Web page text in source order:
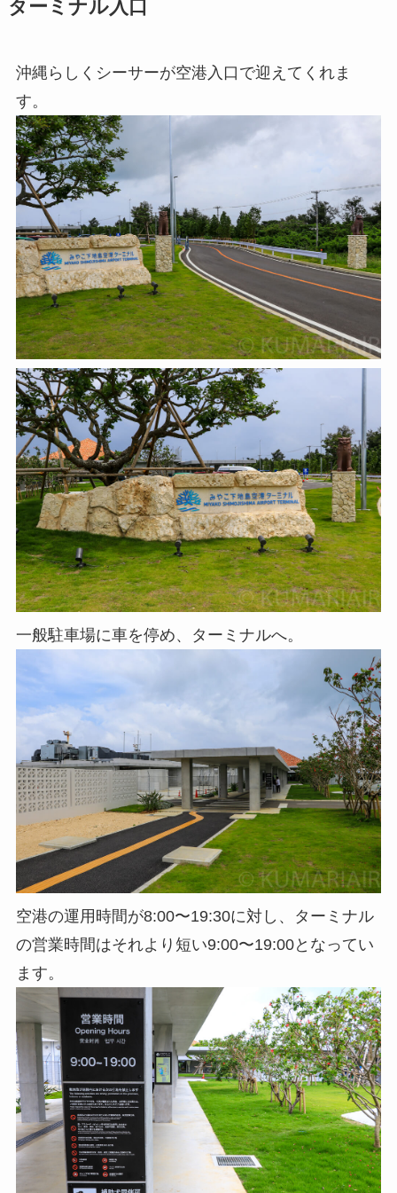
ターミナル入口
沖縄らしくシーサーが空港入口で迎えてくれま
す。
一般駐車場に車を停め、ターミナルへ。
空港の運用時間が8:00〜19:30に対し、ターミナル
の営業時間はそれより短い9:00〜19:00となってい
ます。